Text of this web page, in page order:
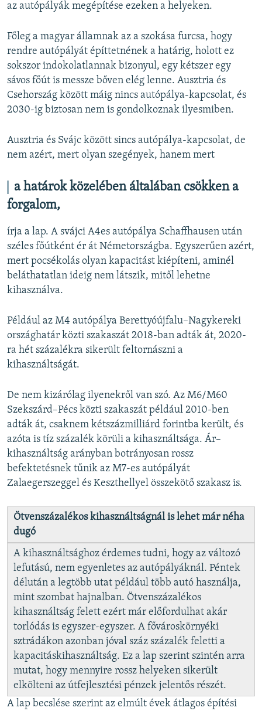
az autópályák megépítése ezeken a helyeken.
Főleg a magyar államnak az a szokása furcsa, hogy
rendre autópályát építtetnének a határig, holott ez
sokszor indokolatlannak bizonyul, egy kétszer egy
sávos főút is messze bőven elég lenne. Ausztria és
Csehország között máig nincs autópálya-kapcsolat, és
2030-ig biztosan nem is gondolkoznak ilyesmiben.
Ausztria és Svájc között sincs autópálya-kapcsolat, de
nem azért, mert olyan szegények, hanem mert
a határok közelében általában csökken a
forgalom,
írja a lap. A svájci A4es autópálya Schaffhausen után
széles főútként ér át Németországba. Egyszerűen azért,
mert pocsékolás olyan kapacitást kiépíteni, aminél
beláthatatlan ideig nem látszik, mitől lehetne
kihasználva.
Például az M4 autópálya Berettyóújfalu–Nagykereki
országhatár közti szakaszát 2018-ban adták át, 2020-
ra hét százalékra sikerült feltornászni a
kihasználtságát.
De nem kizárólag ilyenekről van szó. Az M6/M60
Szekszárd–Pécs közti szakaszát például 2010-ben
adták át, csaknem kétszázmilliárd forintba került, és
azóta is tíz százalék körüli a kihasználtsága. Ár–
kihasználtság arányban botrányosan rossz
befektetésnek tűnik az M7-es autópályát
Zalaegerszeggel és Keszthellyel összekötő szakasz is.
Ötvenszázalékos kihasználtságnál is lehet már néha
dugó
A kihasználtsághoz érdemes tudni, hogy az változó
lefutású, nem egyenletes az autópályáknál. Péntek
délután a legtöbb utat például több autó használja,
mint szombat hajnalban. Ötvenszázalékos
kihasználtság felett ezért már előfordulhat akár
torlódás is egyszer-egyszer. A fővároskörnyéki
sztrádákon azonban jóval száz százalék feletti a
kapacitáskihasználtság. Ez a lap szerint szintén arra
mutat, hogy mennyire rossz helyeken sikerült
elkölteni az útfejlesztési pénzek jelentős részét.
A lap becslése szerint az elmúlt évek átlagos építési